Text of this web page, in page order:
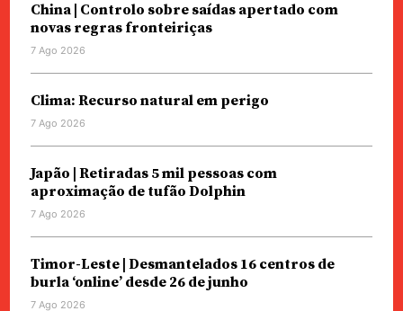
China | Controlo sobre saídas apertado com
novas regras fronteiriças
7 Ago 2026
Clima: Recurso natural em perigo
7 Ago 2026
Japão | Retiradas 5 mil pessoas com
aproximação de tufão Dolphin
7 Ago 2026
Timor-Leste | Desmantelados 16 centros de
burla ‘online’ desde 26 de junho
7 Ago 2026